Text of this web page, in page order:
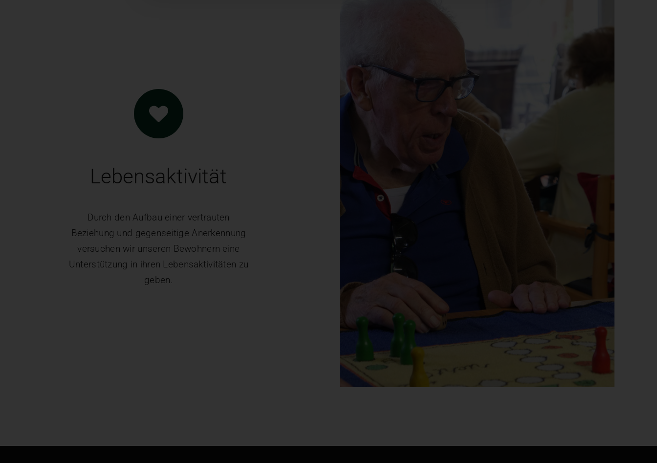
Lebensaktivität
Durch den Aufbau einer vertrauten
Beziehung und gegenseitige Anerkennung
versuchen wir unseren Bewohnern eine
Unterstützung in ihren Lebensaktivitäten zu
geben.